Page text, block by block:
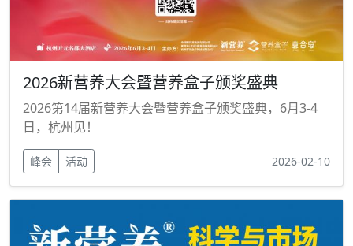
2026新营养大会暨营养盒子颁奖盛典
2026第14届新营养大会暨营养盒子颁奖盛典，6月3-4
日，杭州见！
峰会 活动 2026-02-10